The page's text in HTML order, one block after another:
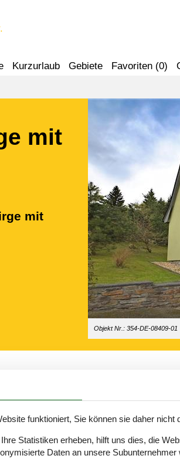
Kurzurlaub Gebiete Favoriten (0)
mit
mit
Objekt Nr.: 354-DE-08409-01
Sie sich für eine Ferienwohnung
als Ausgangspunkt für den
– und natürlich auch auf reines Ausspannen
funktioniert, Sie können sie daher nicht
Statistiken erheben, hilft uns dies, die
Daten an unsere Subunternehmer